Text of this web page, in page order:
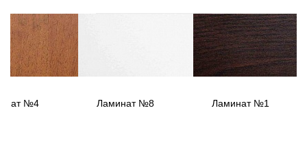
№4 Ламинат №8 Ламинат №1